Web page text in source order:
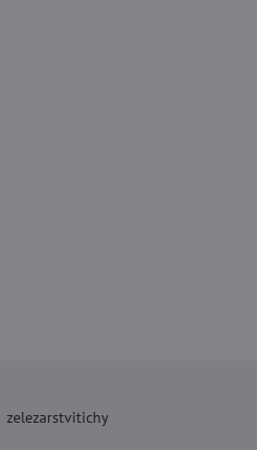
zelezarstvitichy